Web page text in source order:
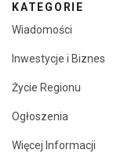
KATEGORIE
Wiadomości
Inwestycje i Biznes
Życie Regionu
Ogłoszenia
Więcej Informacji